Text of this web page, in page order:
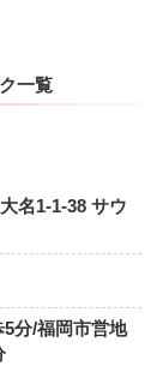
一覧
名1-1-38 サウ
分/福岡市営地